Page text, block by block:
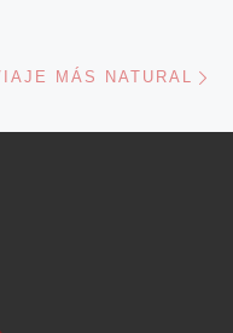
MÁS NATURAL